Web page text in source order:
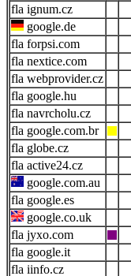
ignum.cz
google.de
forpsi.com
nextice.com
webprovider.cz
google.hu
navrcholu.cz
google.com.br
globe.cz
active24.cz
google.com.au
google.es
google.co.uk
jyxo.com
google.it
iinfo.cz